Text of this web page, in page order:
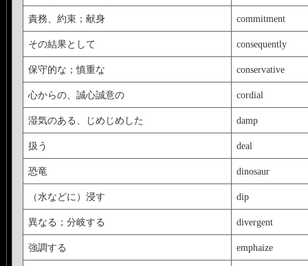
責務、約束；献身 commitment
その結果として consequently
保守的な；慎重な conservative
心からの、誠心誠意の cordial
湿気のある、じめじめした damp
扱う deal
恐竜 dinosaur
（水などに）浸す dip
異なる；分岐する divergent
強調する emphaize